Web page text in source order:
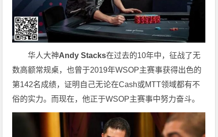
华人大神Andy Stacks在过去的10年中，征战了无
数高额常规桌，也曾于2019年WSOP主赛事获得出色的
第142名成绩，证明自己无论在Cash或MTT领域都有不
俗的实力。而现在，他正于WSOP主赛事中努力奋斗。